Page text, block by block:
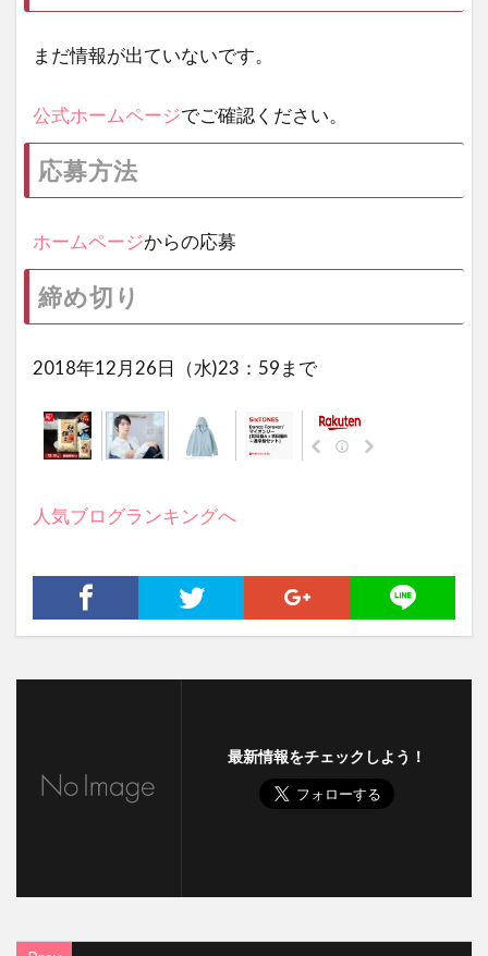
まだ情報が出ていないです。
公式ホームページでご確認ください。
応募方法
ホームページからの応募
締め切り
2018年12月26日（水)23：59まで
人気ブログランキングへ
最新情報をチェックしよう！